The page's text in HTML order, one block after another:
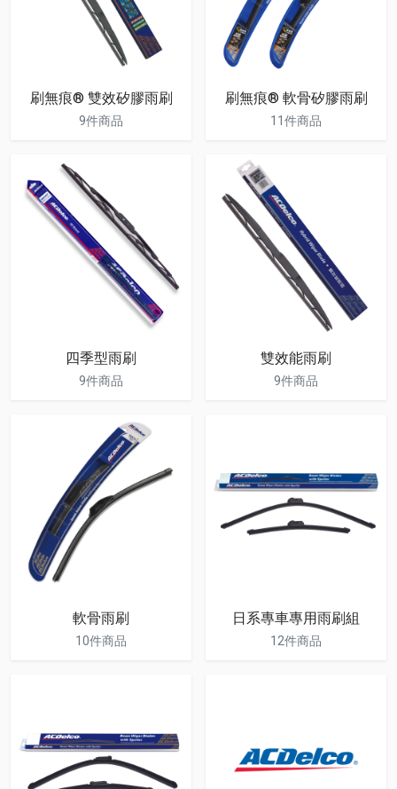
刷無痕® 雙效矽膠雨刷
9件商品
刷無痕® 軟骨矽膠雨刷
11件商品
四季型雨刷
9件商品
雙效能雨刷
9件商品
軟骨雨刷
10件商品
日系專車專用雨刷組
12件商品